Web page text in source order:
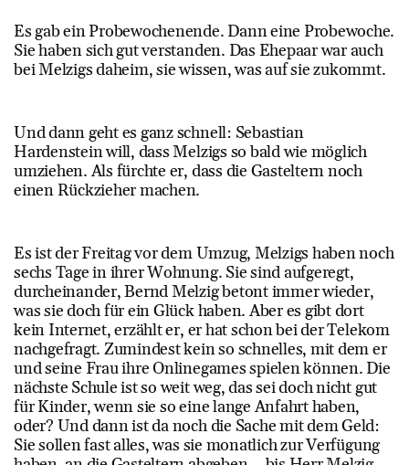
Es gab ein Probewochenende. Dann eine Probewoche.
Sie haben sich gut verstanden. Das Ehepaar war auch
bei Melzigs daheim, sie wissen, was auf sie zukommt.
Und dann geht es ganz schnell: Sebastian
Hardenstein will, dass Melzigs so bald wie möglich
umziehen. Als fürchte er, dass die Gasteltern noch
einen Rückzieher machen.
Es ist der Freitag vor dem Umzug, Melzigs haben noch
sechs Tage in ihrer Wohnung. Sie sind aufgeregt,
durcheinander, Bernd Melzig betont immer wieder,
was sie doch für ein Glück haben. Aber es gibt dort
kein Internet, erzählt er, er hat schon bei der Telekom
nachgefragt. Zumindest kein so schnelles, mit dem er
und seine Frau ihre Onlinegames spielen können. Die
nächste Schule ist so weit weg, das sei doch nicht gut
für Kinder, wenn sie so eine lange Anfahrt haben,
oder? Und dann ist da noch die Sache mit dem Geld:
Sie sollen fast alles, was sie monatlich zur Verfügung